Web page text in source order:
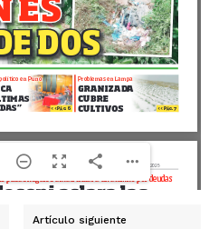
Artículo siguiente